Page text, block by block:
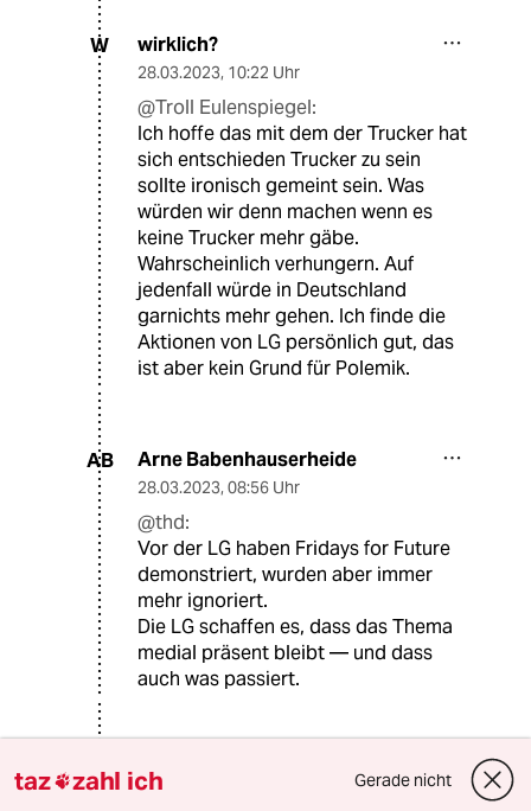
W wirklich?
28.03.2023, 10:22 Uhr
@Troll Eulenspiegel:
Ich hoffe das mit dem der Trucker hat
sich entschieden Trucker zu sein
sollte ironisch gemeint sein. Was
würden wir denn machen wenn es
keine Trucker mehr gäbe.
Wahrscheinlich verhungern. Auf
jedenfall würde in Deutschland
garnichts mehr gehen. Ich finde die
Aktionen von LG persönlich gut, das
ist aber kein Grund für Polemik.
AB Arne Babenhauserheide
28.03.2023, 08:56 Uhr
@thd:
Vor der LG haben Fridays for Future
demonstriert, wurden aber immer
mehr ignoriert.
Die LG schaffen es, dass das Thema
medial präsent bleibt — und dass
auch was passiert.
S Strolch
28.03.2023
taz zahl ich Gerade nicht